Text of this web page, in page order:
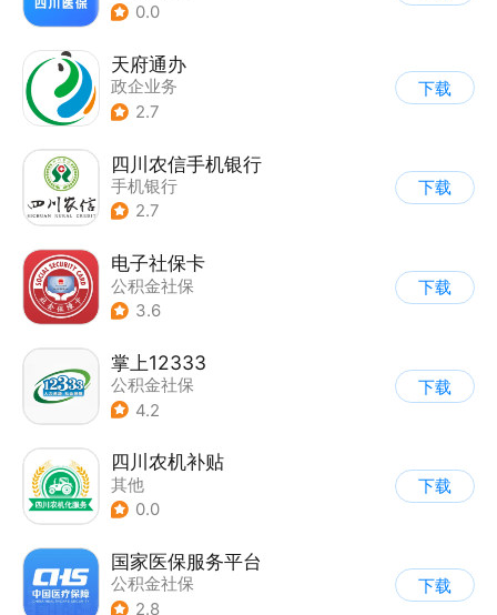
0.0
天府通办
政企业务
2.7
下载
四川农信手机银行
手机银行
2.7
下载
电子社保卡
公积金社保
3.6
下载
掌上12333
公积金社保
4.2
下载
四川农机补贴
其他
0.0
下载
国家医保服务平台
公积金社保
2.8
下载